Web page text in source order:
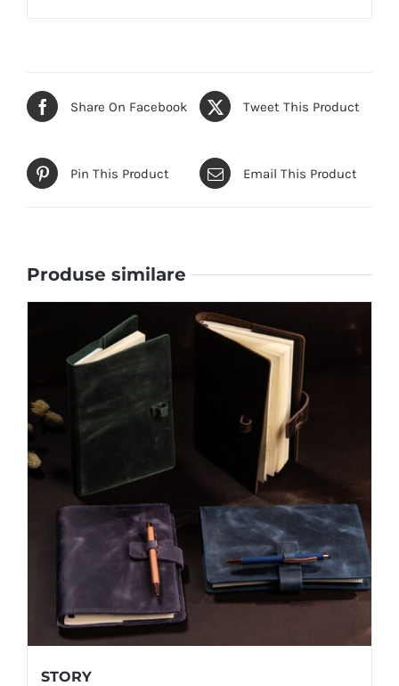
Share On Facebook Tweet This Product
Pin This Product Email This Product
Produse similare
STORY